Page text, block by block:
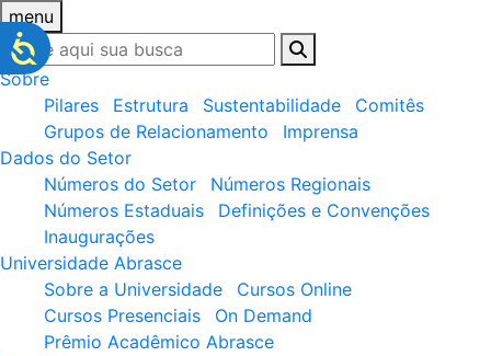
menu
Sobre
Pilares
Estrutura Sustentabilidade
Comitês
Grupos de Relacionamento
Imprensa
Dados do Setor
Números do Setor
Números Regionais
Números Estaduais
Definições e Convenções
Inaugurações
Universidade Abrasce
Sobre a Universidade
Cursos Online
Cursos Presenciais
On Demand
Prêmio Acadêmico Abrasce